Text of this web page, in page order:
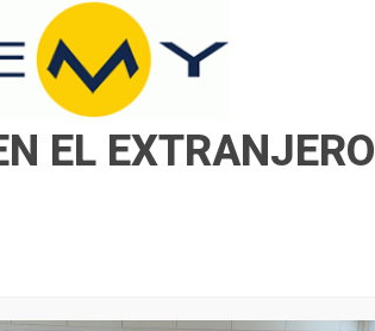
EL EXTRANJERO